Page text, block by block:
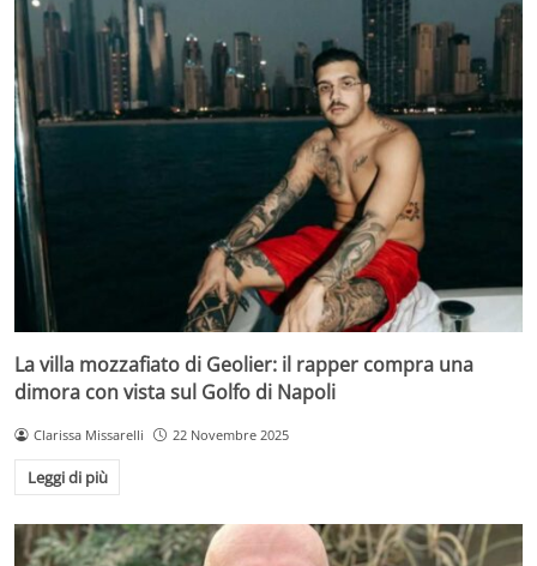
La villa mozzafiato di Geolier: il rapper compra una
dimora con vista sul Golfo di Napoli
Clarissa Missarelli 22 Novembre 2025
Leggi di più